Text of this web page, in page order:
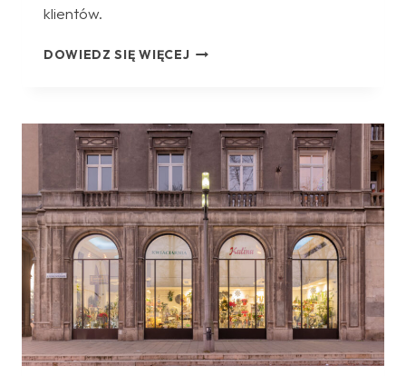
klientów.
DOWIEDZ SIĘ WIĘCEJBUDOWA
RAMACH
ROZBUDOWY
ZESPOŁU
SZKOLNO-
PRZEDSZKOLNEGO
NR
15
W
KRAKOWIE